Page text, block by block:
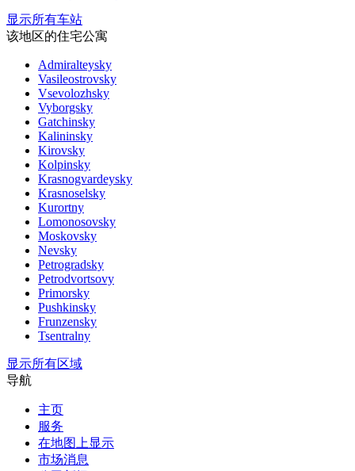
显示所有车站
该地区的住宅公寓
Admiralteysky
Vasileostrovsky
Vsevolozhsky
Vyborgsky
Gatchinsky
Kalininsky
Kirovsky
Kolpinsky
Krasnogvardeysky
Krasnoselsky
Kurortny
Lomonosovsky
Moskovsky
Nevsky
Petrogradsky
Petrodvortsovy
Primorsky
Pushkinsky
Frunzensky
Tsentralny
显示所有区域
导航
主页
服务
在地图上显示
市场消息